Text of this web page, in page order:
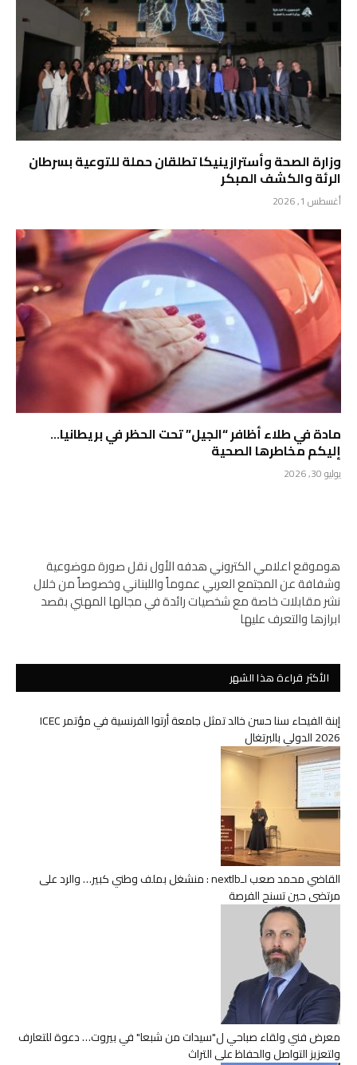
وزارة الصحة وأسترازينيكا تطلقان حملة للتوعية بسرطان
الرئة والكشف المبكر
أغسطس 1, 2026
مادة في طلاء أظافر “الجيل” تحت الحظر في بريطانيا…
إليكم مخاطرها الصحية
يوليو 30, 2026
هوموقع اعلامي الكتروني هدفه الأول نقل صورة موضوعية
وشفافة عن المجتمع العربي عموماً واللبناني وخصوصاً من خلال
نشر مقابلات خاصة مع شخصيات رائدة في مجالها المهني بقصد
ابرازها والتعرف عليها
الأكثر قراءة هذا الشهر
إبنة الفيحاء سنا حسن خالد تمثل جامعة أرتوا الفرنسية في مؤتمر ICEC
2026 الدولي بالبرتغال
القاضي محمد صعب لـnextlb : منشغل بملف وطني كبير… والرد على
مرتضى حين تسنح الفرصة
معرض فني ولقاء صباحي ل"سيدات من شبعا" في بيروت… دعوة للتعارف
ولتعزيز التواصل والحفاظ على التراث